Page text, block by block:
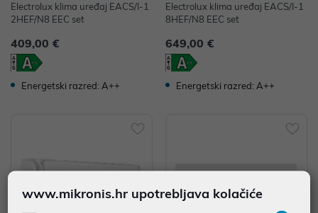
Electrolux klima uređaj EACS/I-1
2HEF/N8 EEC set
409,00 €
Energetski razred: A++
Electrolux klima uređaj EACS/I-1
8HEF/N8 EEC set
649,00 €
Energetski razred: A++
www.mikronis.hr upotrebljava kolačiće